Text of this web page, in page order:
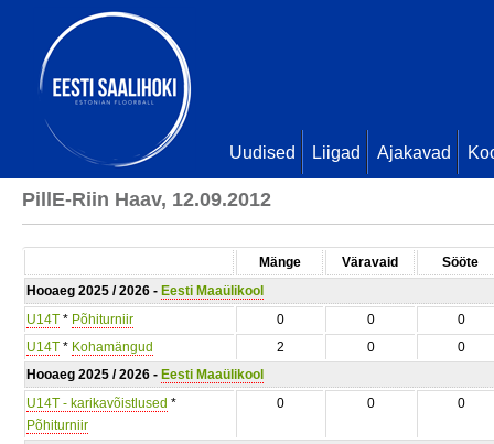
Uudised Liigad Ajakavad
PillE-Riin Haav, 12.09.2012
Mänge Väravaid
Sööte
Hooaeg 2025 / 2026 - Eesti Maaülikool
U14T * Põhiturniir 0 0
0
U14T * Kohamängud 2 0
0
Hooaeg 2025 / 2026 - Eesti Maaülikool
U14T - karikavõistlused *
Põhiturniir
0 0 0